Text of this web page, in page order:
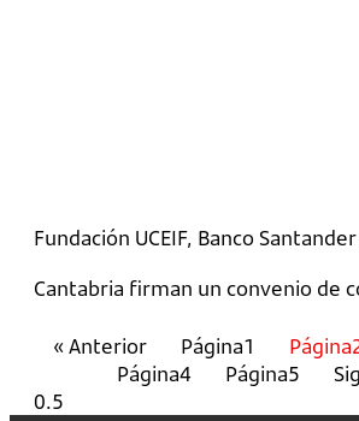
Fundación UCEIF, Banco
Cantabria firman un convenio de
« Anterior Página1 Página
Página4 Página5